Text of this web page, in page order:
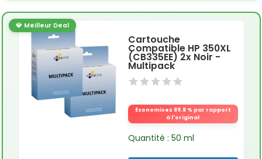
💎 Meilleur Deal
Cartouche
Compatible HP 350XL
(CB335EE) 2x Noir -
Multipack
Économisez 89.8 % par rapport
à l'original
Quantité : 50 ml